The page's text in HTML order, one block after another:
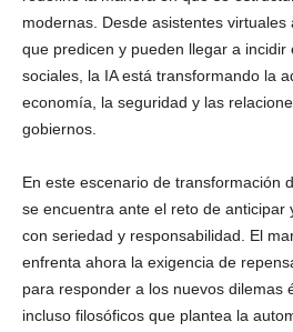
modernas. Desde asistentes
que predicen y pueden llegar a incidir
sociales, la IA está transformando la
economía, la seguridad y las
gobiernos.
En este escenario de transformación
se encuentra ante el reto de anticipar
con seriedad y responsabilidad. El
enfrenta ahora la exigencia de
para responder a los nuevos dilemas
incluso filosóficos que plantea la